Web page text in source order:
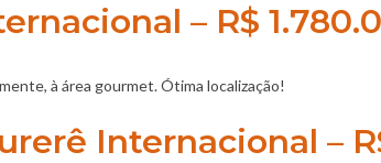
– R$
à área gourmet. Ótima localização!
Internacional –